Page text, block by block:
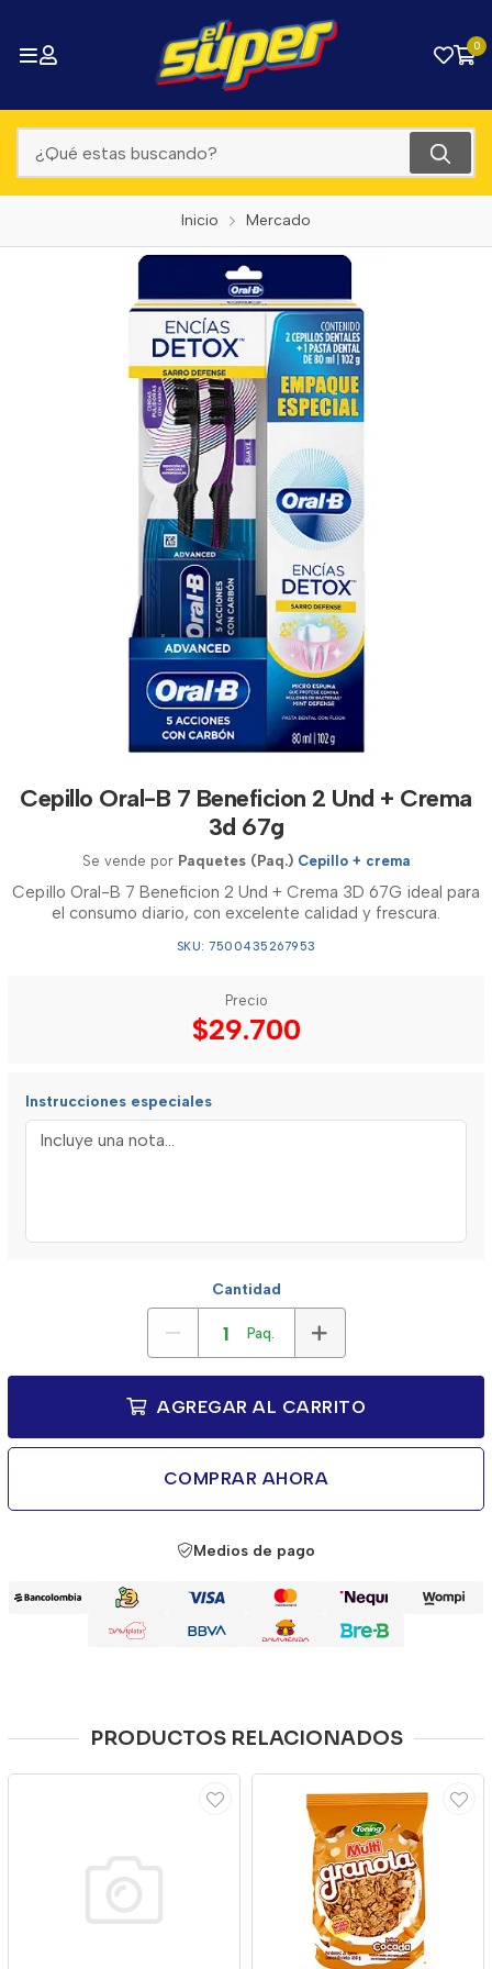
0
Inicio Mercado
Cepillo Oral-B 7 Beneficion 2 Und + Crema
3d 67g
Se vende por Paquetes (Paq.) Cepillo + crema
Cepillo Oral-B 7 Beneficion 2 Und + Crema 3D 67G ideal para
el consumo diario, con excelente calidad y frescura.
SKU: 7500435267953
Precio
$29.700
Instrucciones especiales
Cantidad
Paq.
AGREGAR AL CARRITO
COMPRAR AHORA
Medios de pago
PRODUCTOS RELACIONADOS